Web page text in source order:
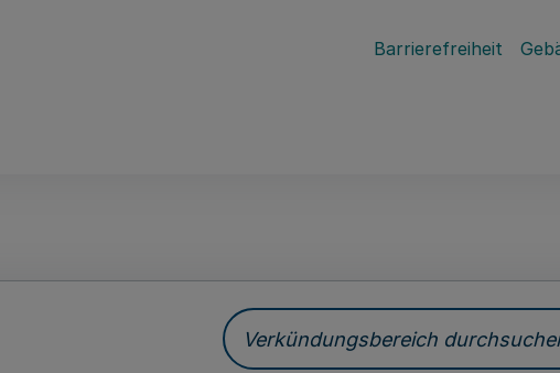
Barrierefreiheit
Verkündungsbereich durchsuchen